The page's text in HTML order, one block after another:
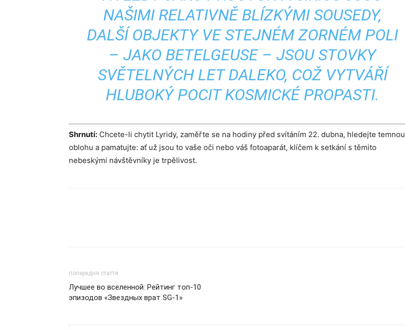
NAŠIMI RELATIVNĚ BLÍZKÝMI SOUSEDY,
DALŠÍ OBJEKTY VE STEJNÉM ZORNÉM POLI
– JAKO BETELGEUSE – JSOU STOVKY
SVĚTELNÝCH LET DALEKO, COŽ VYTVÁŘÍ
HLUBOKÝ POCIT KOSMICKÉ PROPASTI.
Shrnutí: Chcete-li chytit Lyridy, zaměřte se na hodiny před svítáním 22. dubna, hledejte temnou
oblohu a pamatujte: ať už jsou to vaše oči nebo váš fotoaparát, klíčem k setkání s těmito
nebeskými návštěvníky je trpělivost.
попередня стаття
Лучшее во вселенной: Рейтинг топ-10
эпизодов «Звездных врат SG-1»